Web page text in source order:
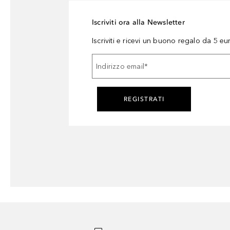
Iscriviti ora alla Newsletter
Iscriviti e ricevi un buono regalo da 5
Indirizzo email *
REGISTRATI